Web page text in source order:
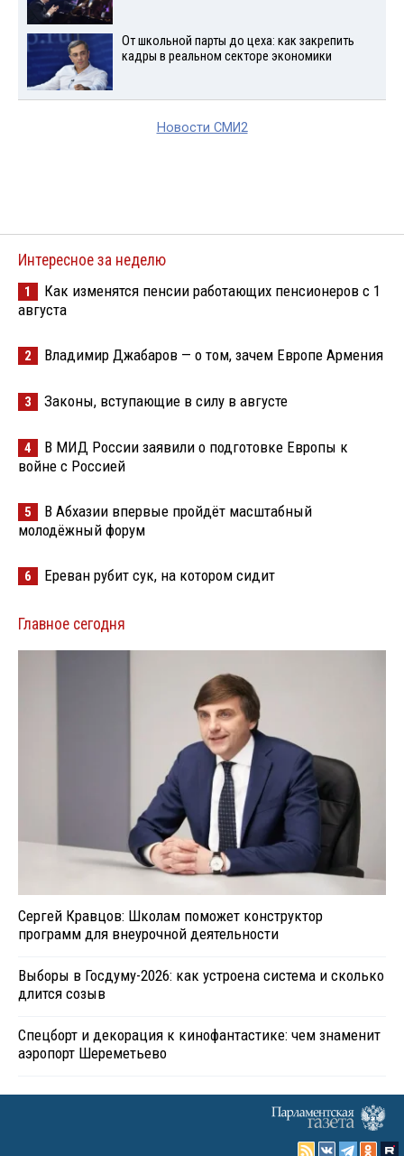
От школьной парты до цеха: как закрепить
кадры в реальном секторе экономики
Новости СМИ2
Интересное за неделю
1
Как изменятся пенсии работающих пенсионеров с 1
августа
2 Владимир Джабаров — о том, зачем Европе Армения
3 Законы, вступающие в силу в августе
4
В МИД России заявили о подготовке Европы к
войне с Россией
5
В Абхазии впервые пройдёт масштабный
молодёжный форум
6 Ереван рубит сук, на котором сидит
Главное сегодня
Сергей Кравцов: Школам поможет конструктор
программ для внеурочной деятельности
Выборы в Госдуму-2026: как устроена система и сколько
длится созыв
Спецборт и декорация к кинофантастике: чем знаменит
аэропорт Шереметьево